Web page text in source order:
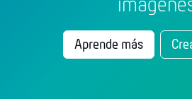
Aprende más